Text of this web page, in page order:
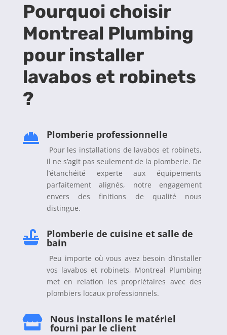
Pourquoi choisir
Montreal Plumbing
pour installer
lavabos et robinets
?
 Plomberie professionnelle
Pour les installations de lavabos et robinets,
il ne s’agit pas seulement de la plomberie. De
l’étanchéité experte aux équipements
parfaitement alignés, notre engagement
envers des finitions de qualité nous
distingue.
 Plomberie de cuisine et salle de
bain
Peu importe où vous avez besoin d’installer
vos lavabos et robinets, Montreal Plumbing
met en relation les propriétaires avec des
plombiers locaux professionnels.
 Nous installons le matériel
fourni par le client